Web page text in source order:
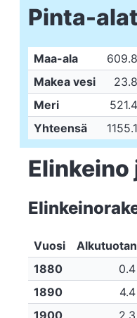
Pinta-
Maa-ala
Makea vesi
Meri
Yhteensä
Elinkeino
Vuosi
1880
1890
1900